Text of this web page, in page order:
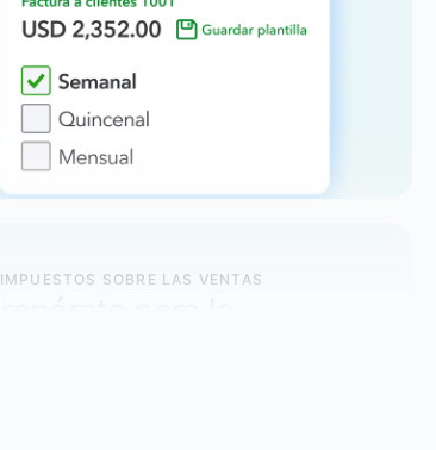
IMPUESTOS SOBRE LAS VENTAS